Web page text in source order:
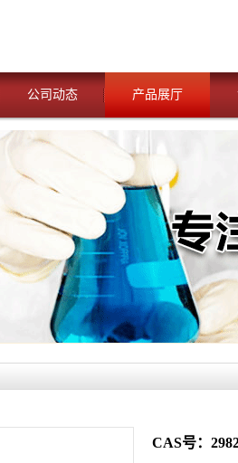
公司动态 产品展厅
CAS号：